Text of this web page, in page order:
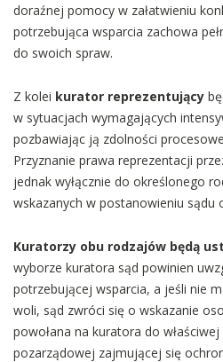
doraźnej pomocy w załatwieniu
potrzebująca wsparcia zachowa
do swoich spraw.
Z kolei kurator reprezentujący
w sytuacjach wymagających
pozbawiając ją zdolności
Przyznanie prawa reprezentacji
jednak wyłącznie do określonego
wskazanych w postanowieniu sądu
Kuratorzy obu rodzajów będą
wyborze kuratora sąd powinien
potrzebującej wsparcia, a jeśli nie
woli, sąd zwróci się o wskazanie
powołana na kuratora do
pozarządowej zajmującej się